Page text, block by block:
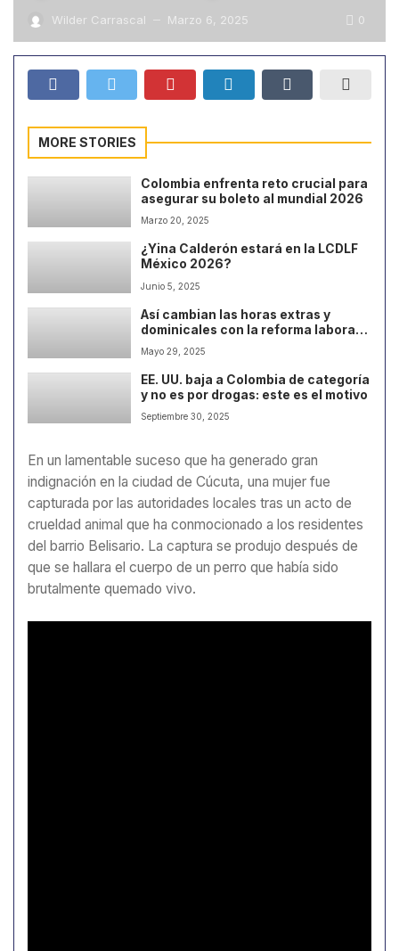
Wilder Carrascal — Marzo 6, 2025 0
MORE STORIES
Colombia enfrenta reto crucial para
asegurar su boleto al mundial 2026
Marzo 20, 2025
¿Yina Calderón estará en la LCDLF
México 2026?
Junio 5, 2025
Así cambian las horas extras y
dominicales con la reforma laboral
en Colombia
Mayo 29, 2025
EE. UU. baja a Colombia de categoría
y no es por drogas: este es el motivo
Septiembre 30, 2025
En un lamentable suceso que ha generado gran
indignación en la ciudad de Cúcuta, una mujer fue
capturada por las autoridades locales tras un acto de
crueldad animal que ha conmocionado a los residentes
del barrio Belisario. La captura se produjo después de
que se hallara el cuerpo de un perro que había sido
brutalmente quemado vivo.